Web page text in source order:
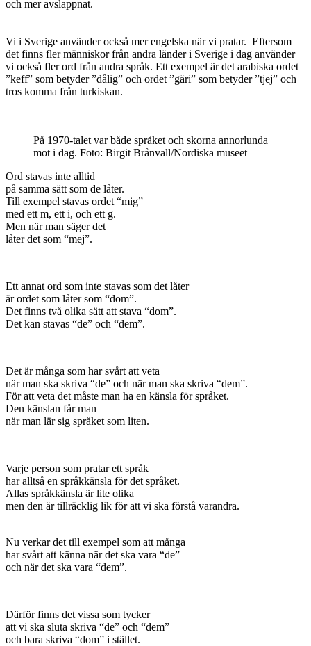
och mer avslappnat.
Vi i Sverige använder också mer engelska när vi pratar. Eftersom
det finns fler människor från andra länder i Sverige i dag använder
vi också fler ord från andra språk. Ett exempel är det arabiska ordet
”keff” som betyder ”dålig” och ordet ”gäri” som betyder ”tjej” och
tros komma från turkiskan.
På 1970-talet var både språket och skorna annorlunda
mot i dag. Foto: Birgit Brånvall/Nordiska museet
Ord stavas inte alltid
på samma sätt som de låter.
Till exempel stavas ordet “mig”
med ett m, ett i, och ett g.
Men när man säger det
låter det som “mej”.
Ett annat ord som inte stavas som det låter
är ordet som låter som “dom”.
Det finns två olika sätt att stava “dom”.
Det kan stavas “de” och “dem”.
Det är många som har svårt att veta
när man ska skriva “de” och när man ska skriva “dem”.
För att veta det måste man ha en känsla för språket.
Den känslan får man
när man lär sig språket som liten.
Varje person som pratar ett språk
har alltså en språkkänsla för det språket.
Allas språkkänsla är lite olika
men den är tillräcklig lik för att vi ska förstå varandra.
Nu verkar det till exempel som att många
har svårt att känna när det ska vara “de”
och när det ska vara “dem”.
Därför finns det vissa som tycker
att vi ska sluta skriva “de” och “dem”
och bara skriva “dom” i stället.